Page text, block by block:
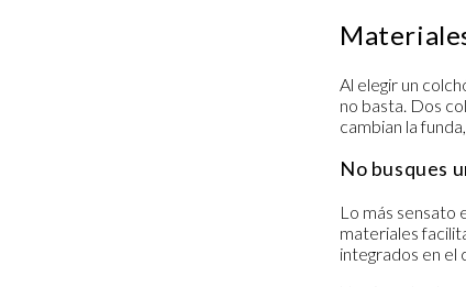
Al elegir un
no basta. Dos
cambian la
No busques
Lo más sensato
materiales
integrados en el